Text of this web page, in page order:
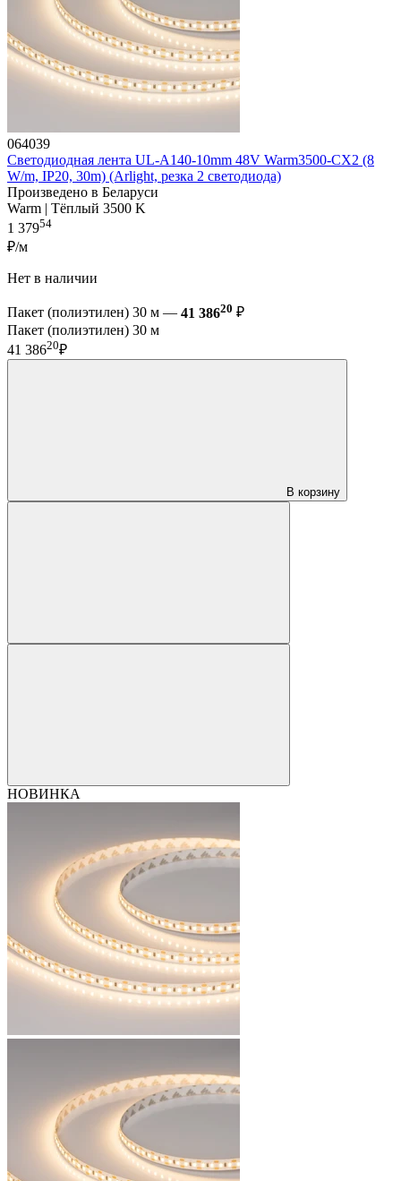
064039
Светодиодная лента UL-A140-10mm 48V Warm3500-CX2 (8
W/m, IP20, 30m) (Arlight, резка 2 светодиода)
Произведено в Беларуси
Warm | Тёплый 3500 K
1 37954
₽/м
Нет в наличии
Пакет (полиэтилен) 30 м — 41 38620 ₽
Пакет (полиэтилен) 30 м
41 38620₽
В корзину
НОВИНКА